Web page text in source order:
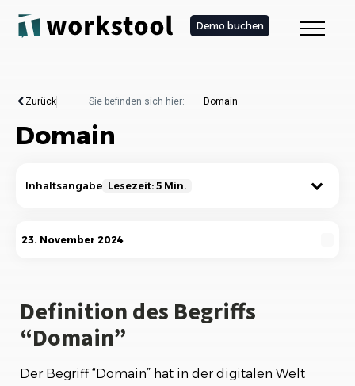
Demo buchen
Zurück Sie befinden sich hier: Domain
Domain
Inhaltsangabe Lesezeit: 5 Min.
Definition des Begriffs “Domain”
Arten von Domains
Die Bedeutung einer Domain für Unternehmen
Domain-Management und -Sicherheit
23. November 2024
Definition des Begriffs
“Domain”
Der Begriff “Domain” hat in der digitalen Welt